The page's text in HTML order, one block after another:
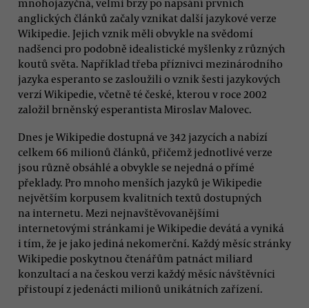
mnohojazyčná, velmi brzy po napsání prvních
anglických článků začaly vznikat další jazykové verze
Wikipedie. Jejich vznik měli obvykle na svědomí
nadšenci pro podobně idealistické myšlenky z různých
koutů světa. Například třeba příznivci mezinárodního
jazyka esperanto se zasloužili o vznik šesti jazykových
verzí Wikipedie, včetně té české, kterou v roce 2002
založil brněnský esperantista Miroslav Malovec.
Dnes je Wikipedie dostupná ve 342 jazycích a nabízí
celkem 66 milionů článků, přičemž jednotlivé verze
jsou různě obsáhlé a obvykle se nejedná o přímé
překlady. Pro mnoho menších jazyků je Wikipedie
největším korpusem kvalitních textů dostupných
na internetu. Mezi nejnavštěvovanějšími
internetovými stránkami je Wikipedie devátá a vyniká
i tím, že je jako jediná nekomerční. Každý měsíc stránky
Wikipedie poskytnou čtenářům patnáct miliard
konzultací a na českou verzi každý měsíc návštěvníci
přistoupí z jedenácti milionů unikátních zařízení.